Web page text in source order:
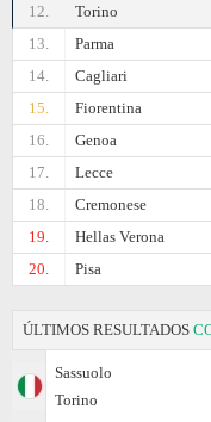
12.
Torino
13.
Parma
14.
Cagliari
15.
Fiorentina
16.
Genoa
17.
Lecce
18.
Cremonese
19.
Hellas Verona
20.
Pisa
ÚLTIMOS RESULTADOS
Sassuolo
Torino